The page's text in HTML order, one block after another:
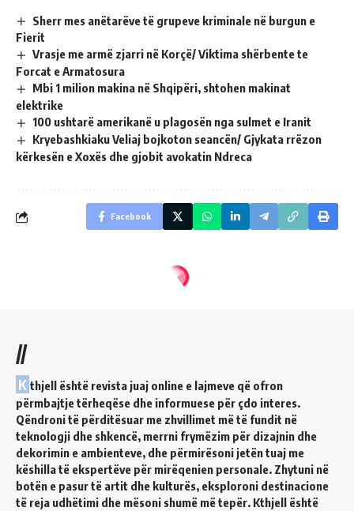
Sherr mes anëtarëve të grupeve kriminale në burgun e
Fierit
Vrasje me armë zjarri në Korçë/ Viktima shërbente te
Forcat e Armatosura
Mbi 1 milion makina në Shqipëri, shtohen makinat
elektrike
100 ushtarë amerikanë u plagosën nga sulmet e Iranit
Kryebashkiaku Veliaj bojkoton seancën/ Gjykata rrëzon
kërkesën e Xoxës dhe gjobit avokatin Ndreca
Facebook
//
K thjell është revista juaj online e lajmeve që ofron
përmbajtje tërheqëse dhe informuese për çdo interes.
Qëndroni të përditësuar me zhvillimet më të fundit në
teknologji dhe shkencë, merrni frymëzim për dizajnin dhe
dekorimin e ambienteve, dhe përmirësoni jetën tuaj me
këshilla të ekspertëve për mirëqenien personale. Zhytuni në
botën e pasur të artit dhe kulturës, eksploroni destinacione
të reja udhëtimi dhe mësoni shumë më tepër. Kthjell është